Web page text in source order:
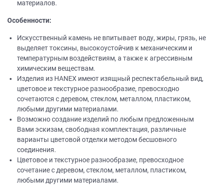
материалов.
Особенности:
Искусственный камень не впитывает воду, жиры, грязь, не
выделяет токсины, высокоустойчив к механическим и
температурным воздействиям, а также к агрессивным
химическим веществам.
Изделия из НANEХ имеют изящный респектабельный вид,
цветовое и текстурное разнообразие, превосходно
сочетаются с деревом, стеклом, металлом, пластиком,
любыми другими материалами.
Возможно создание изделий по любым предложенным
Вами эскизам, свободная комплектация, различные
варианты цветовой отделки методом бесшовного
соединения.
Цветовое и текстурное разнообразие, превосходное
сочетание с деревом, стеклом, металлом, пластиком,
любыми другими материалами.